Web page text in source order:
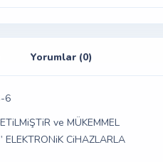
Yorumlar (0)
6
ve MÜKEMMEL
ELEKTRONiK CiHAZLARLA